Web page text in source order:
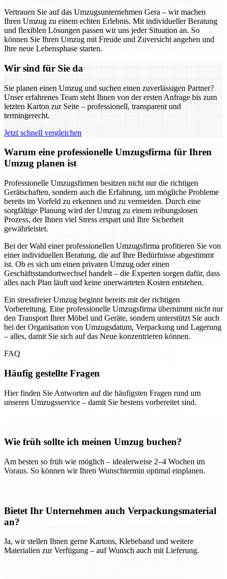
Vertrauen Sie auf das Umzugsunternehmen Gera – wir machen
Ihren Umzug zu einem echten Erlebnis. Mit individueller Beratung
und flexiblen Lösungen passen wir uns jeder Situation an. So
können Sie Ihren Umzug mit Freude und Zuversicht angehen und
Ihre neue Lebensphase starten.
Wir sind für Sie da
Sie planen einen Umzug und suchen einen zuverlässigen Partner?
Unser erfahrenes Team steht Ihnen von der ersten Anfrage bis zum
letzten Karton zur Seite – professionell, transparent und
termingerecht.
Jetzt schnell vergleichen
Warum eine professionelle Umzugsfirma für Ihren
Umzug planen ist
Professionelle Umzugsfirmen besitzen nicht nur die richtigen
Gerätschaften, sondern auch die Erfahrung, um mögliche Probleme
bereits im Vorfeld zu erkennen und zu vermeiden. Durch eine
sorgfältige Planung wird der Umzug zu einem reibungslosen
Prozess, der Ihnen viel Stress erspart und Ihre Sicherheit
gewährleistet.
Bei der Wahl einer professionellen Umzugsfirma profitieren Sie von
einer individuellen Beratung, die auf Ihre Bedürfnisse abgestimmt
ist. Ob es sich um einen privaten Umzug oder einen
Geschäftsstandortwechsel handelt – die Experten sorgen dafür, dass
alles nach Plan läuft und keine unerwarteten Kosten entstehen.
Ein stressfreier Umzug beginnt bereits mit der richtigen
Vorbereitung. Eine professionelle Umzugsfirma übernimmt nicht nur
den Transport Ihrer Möbel und Geräte, sondern unterstützt Sie auch
bei der Organisation von Umzugsdatum, Verpackung und Lagerung
– alles, damit Sie sich auf das Neue konzentrieren können.
FAQ
Häufig gestellte Fragen
Hier finden Sie Antworten auf die häufigsten Fragen rund um
unseren Umzugsservice – damit Sie bestens vorbereitet sind.
Wie früh sollte ich meinen Umzug buchen?
Am besten so früh wie möglich – idealerweise 2–4 Wochen im
Voraus. So können wir Ihren Wunschtermin optimal einplanen.
Bietet Ihr Unternehmen auch Verpackungsmaterial
an?
Ja, wir stellen Ihnen gerne Kartons, Klebeband und weitere
Materialien zur Verfügung – auf Wunsch auch mit Lieferung.